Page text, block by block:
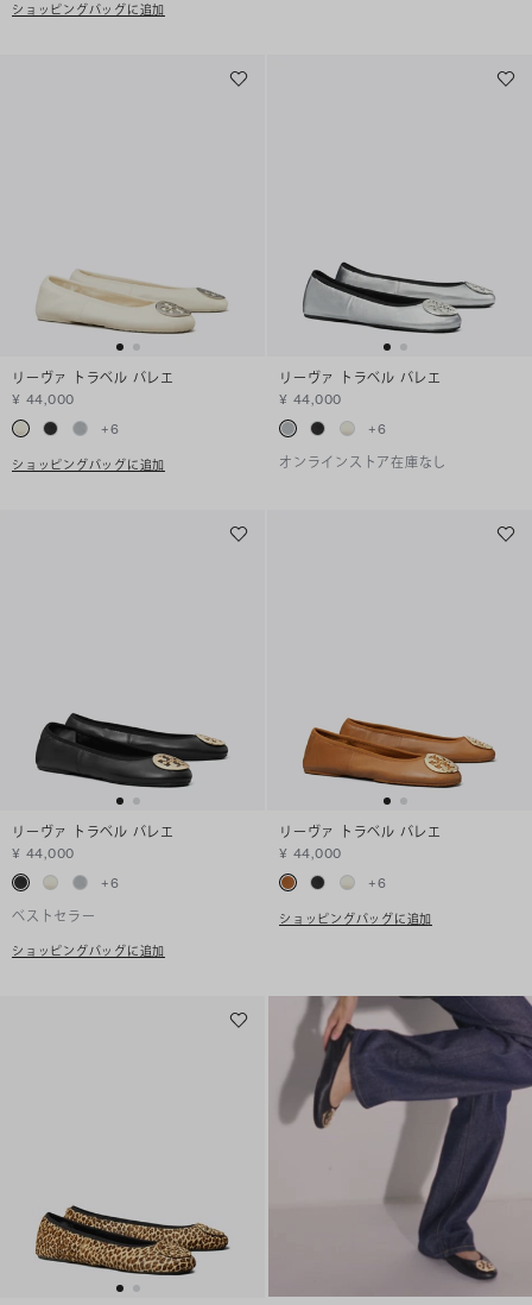
ショッピングバッグに追加
リーヴァ トラベル バレエ
¥ 44,000
+6
ショッピングバッグに追加
リーヴァ トラベル バレエ
¥ 44,000
+6
オンラインストア在庫なし
リーヴァ トラベル バレエ
¥ 44,000
+6
ベストセラー
ショッピングバッグに追加
リーヴァ トラベル バレエ
¥ 44,000
+6
ショッピングバッグに追加